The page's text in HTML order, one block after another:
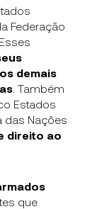
Federação
demais
. Também
Estados
das Nações
direito ao
que